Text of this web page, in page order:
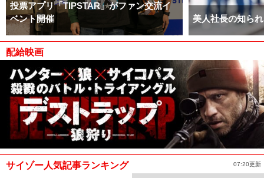
投票アプリ「TIPSTAR」がファン交流イ
ベント開催
美人社長の知ら
配給映画
サイゾー人気記事ランキング 07:20更新